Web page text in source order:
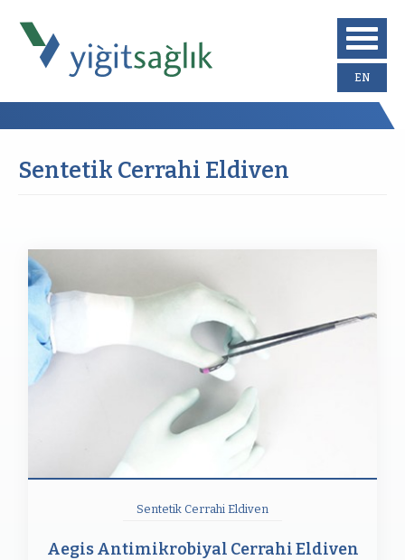
EN
Sentetik Cerrahi Eldiven
Sentetik Cerrahi Eldiven
Aegis Antimikrobiyal Cerrahi Eldiven